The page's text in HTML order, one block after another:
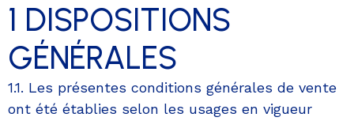
1 DISPOSITIONS
GÉNÉRALES
1.1. Les présentes conditions générales de vente
ont été établies selon les usages en vigueur